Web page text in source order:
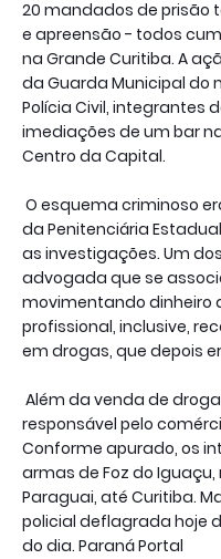
20 mandados de prisão
e apreensão - todos
na Grande Curitiba. A
da Guarda Municipal do
Polícia Civil, integrantes
imediações de um bar
Centro da Capital.
O esquema criminoso
da Penitenciária
as investigações. Um
advogada que se
movimentando dinheiro
profissional, inclusive,
em drogas, que depois
Além da venda de
responsável pelo
Conforme apurado, os
armas de Foz do
Paraguai, até Curitiba.
policial deflagrada hoje
do dia. Paraná Portal